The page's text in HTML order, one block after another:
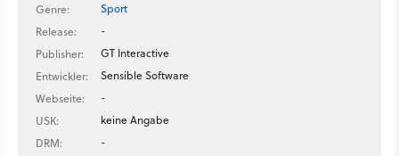
Genre:
Sport
Release:
-
Publisher:
GT Interactive
Entwickler:
Sensible Software
Webseite:
-
USK:
keine Angabe
DRM:
-